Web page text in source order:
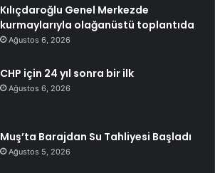
Kılıçdaroğlu Genel Merkezde
kurmaylarıyla olağanüstü toplantıda
Ağustos 6, 2026
CHP için 24 yıl sonra bir ilk
Ağustos 6, 2026
Muş’ta Barajdan Su Tahliyesi Başladı
Ağustos 5, 2026